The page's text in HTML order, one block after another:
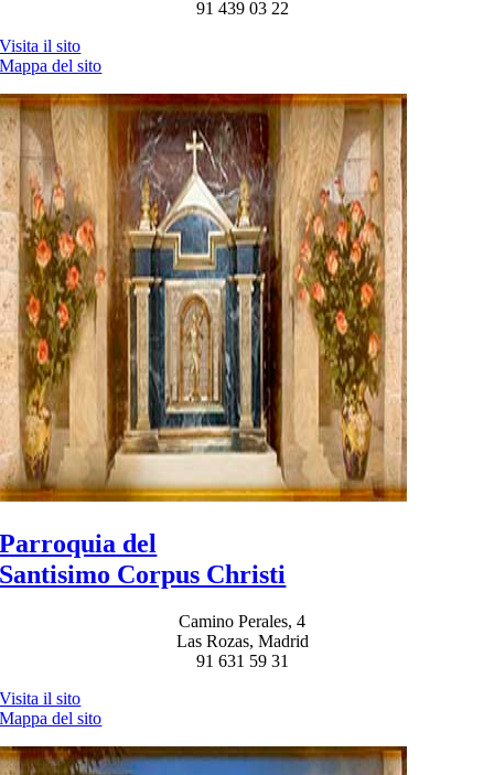
91 439 03 22
Visita il sito
Mappa del sito
Parroquia del
Santisimo Corpus Christi
Camino Perales, 4
Las Rozas, Madrid
91 631 59 31
Visita il sito
Mappa del sito